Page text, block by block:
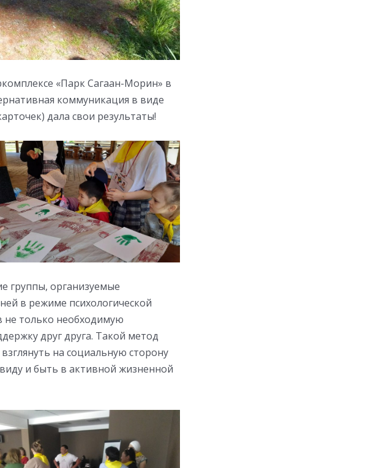
«Парк Сагаан-Морин» в
коммуникация в виде
дала свои результаты!
группы, организуемые
в режиме психологической
не только необходимую
друг друга. Такой метод
на социальную сторону
и быть в активной жизненной